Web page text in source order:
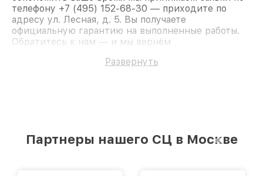
телефону +7 (495) 152-68-30 — приходите по
адресу ул. Лесная, д. 5. Вы получаете
официальную гарантию на выполненные работы.
Обратитесь к нам — и мы вернём
Развернуть
Партнеры нашего СЦ в Москве